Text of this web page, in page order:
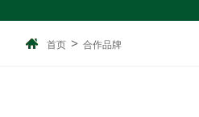
首页 > 合作品牌